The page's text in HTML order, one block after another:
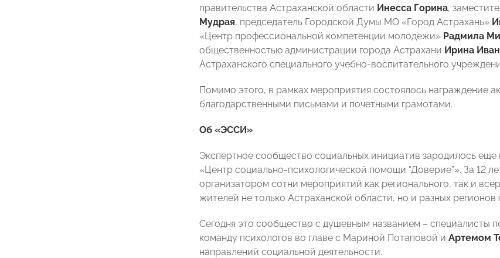
правительства Астраханской области Инесса Горина,
Мудрая, председатель Городской Думы МО «Город Астрахань»
«Центр профессиональной компетенции молодежи» Радмила
общественностью администрации города Астрахани Ирина
Астраханского специального учебно-воспитательного
Помимо этого, в рамках мероприятия состоялось награждение
благодарственными письмами и почетными грамотами.
Об «ЭССИ»
Экспертное сообщество социальных инициатив зародилось
«Центр социально-психологической помощи “Доверие”». За 12
организатором сотни мероприятий как регионального, так и
жителей не только Астраханской области, но и разных регионов
Сегодня это сообщество с душевным названием –
команду психологов во главе с Мариной Потаповой и Артемом
направлений социальной деятельности.